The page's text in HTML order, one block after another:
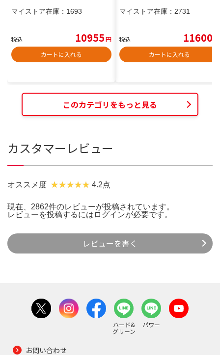
マイストア在庫： 1693
税込 10955円
カートに入れる
マイストア在庫： 2731
税込 11600
カートに入れる
このカテゴリをもっと見る
カスタマーレビュー
オススメ度 4.2点
現在、2862件のレビューが投稿されています。
レビューを投稿するには ログインが必要です。
レビューを書く
ハード&
グリーン
パワー
お問い合わせ